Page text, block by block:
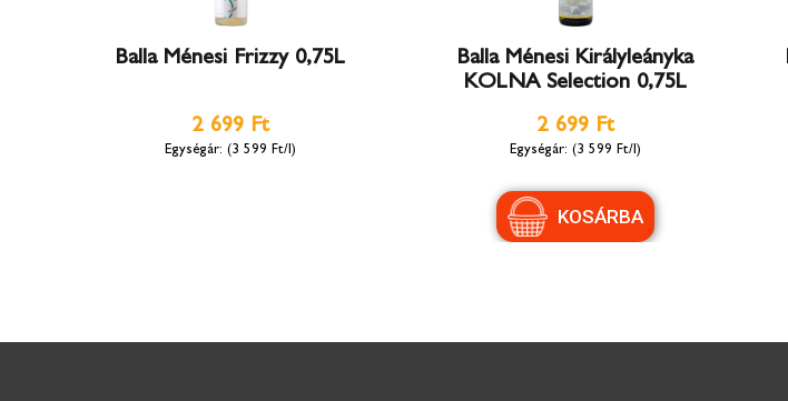
Balla Ménesi Frizzy 0,75L
2 699 Ft
(3 599 Ft/l)
Balla Ménesi Királyleányka
KOLNA Selection 0,75L
2 699 Ft
(3 599 Ft/l)